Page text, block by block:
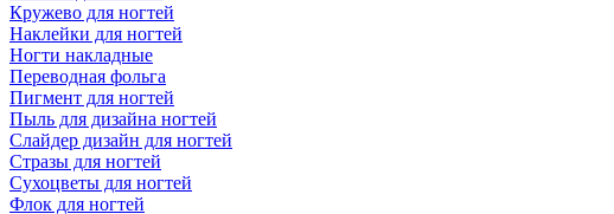
Кружево для ногтей
Наклейки для ногтей
Ногти накладные
Переводная фольга
Пигмент для ногтей
Пыль для дизайна ногтей
Слайдер дизайн для ногтей
Стразы для ногтей
Сухоцветы для ногтей
Флок для ногтей